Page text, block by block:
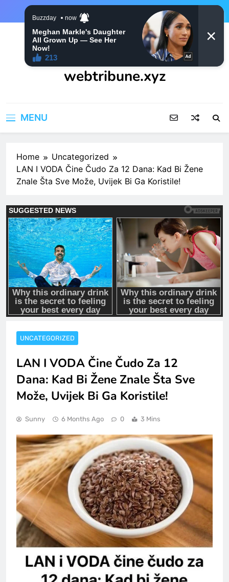
webtribune.xyz
MENU
Home
Uncategorized
LAN I VODA Čine Čudo Za 12 Dana: Kad Bi Žene
Znale Šta Sve Može, Uvijek Bi Ga Koristile!
UNCATEGORIZED
LAN I VODA Čine Čudo Za 12
Dana: Kad Bi Žene Znale Šta Sve
Može, Uvijek Bi Ga Koristile!
Sunny 6 Months Ago 0 3 Mins